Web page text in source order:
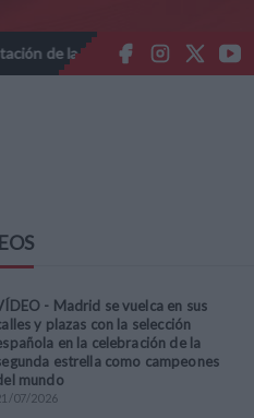
online obligatoria para
- Madrid se vuelca en sus
y plazas con la selección
en la celebración de la
estrella como campeones
mundo
/07/2026